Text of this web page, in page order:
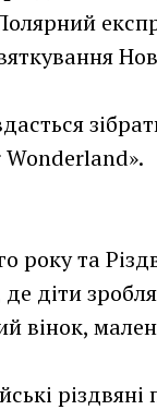
Wonderland».
та
діти
вінок,
різдвяні